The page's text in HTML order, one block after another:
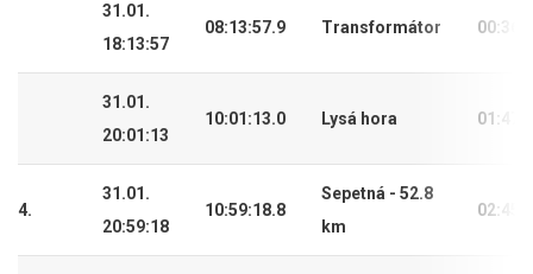
31.01.
18:13:57
08:13:57.9 Transformátor
31.01.
20:01:13
10:01:13.0 Lysá hora
4.
31.01.
20:59:18
10:59:18.8
Sepetná - 52.8
km